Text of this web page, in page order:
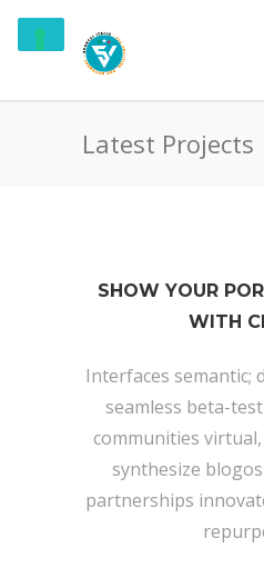
Latest Projects
SHOW YOUR
WITH
Interfaces semantic;
seamless beta-
communities
synthesize
partnerships